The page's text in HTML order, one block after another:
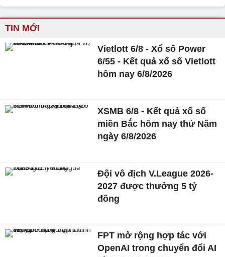
TIN MỚI
Vietlott 6/8 - Xổ số Power
6/55 - Kết quả xổ số Vietlott
hôm nay 6/8/2026
XSMB 6/8 - Kết quả xổ số
miền Bắc hôm nay thứ Năm
ngày 6/8/2026
Đội vô địch V.League 2026-
2027 được thưởng 5 tỷ
đồng
FPT mở rộng hợp tác với
OpenAI trong chuyển đổi AI